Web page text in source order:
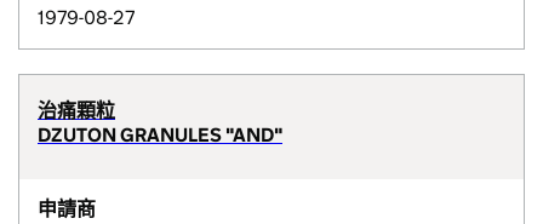
1979-08-27
治痛顆粒
DZUTON GRANULES "AND"
申請商